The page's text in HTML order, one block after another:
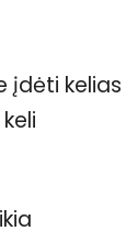
įdėti kelias